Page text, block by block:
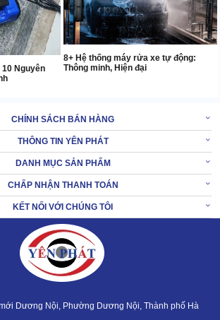
10 Nguyên
8+ Hệ thống máy rửa xe tự động:
Thông minh, Hiện đại
CHÍNH SÁCH BÁN HÀNG
THÔNG TIN YÊN PHÁT
DANH MỤC SẢN PHẨM
CHẤP NHẬN THANH TOÁN
KẾT NỐI VỚI CHÚNG TÔI
Dương Nội, Phường Dương Nội, Thành phố Hà